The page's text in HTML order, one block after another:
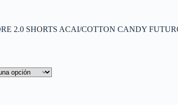
2.0 SHORTS ACAI/COTTON CANDY